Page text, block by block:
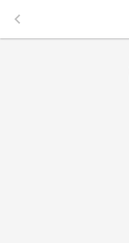
keyboard_arrow_left